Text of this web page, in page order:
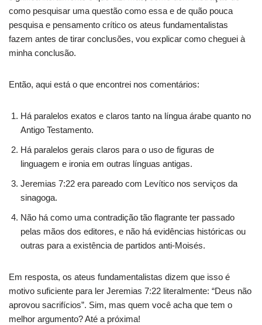
como pesquisar uma questão como essa e de quão pouca
pesquisa e pensamento crítico os ateus fundamentalistas
fazem antes de tirar conclusões, vou explicar como cheguei à
minha conclusão.
Então, aqui está o que encontrei nos comentários:
Há paralelos exatos e claros tanto na língua árabe quanto no
Antigo Testamento.
Há paralelos gerais claros para o uso de figuras de
linguagem e ironia em outras línguas antigas.
Jeremias 7:22 era pareado com Levítico nos serviços da
sinagoga.
Não há como uma contradição tão flagrante ter passado
pelas mãos dos editores, e não há evidências históricas ou
outras para a existência de partidos anti-Moisés.
Em resposta, os ateus fundamentalistas dizem que isso é
motivo suficiente para ler Jeremias 7:22 literalmente: “Deus não
aprovou sacrifícios”. Sim, mas quem você acha que tem o
melhor argumento? Até a próxima!